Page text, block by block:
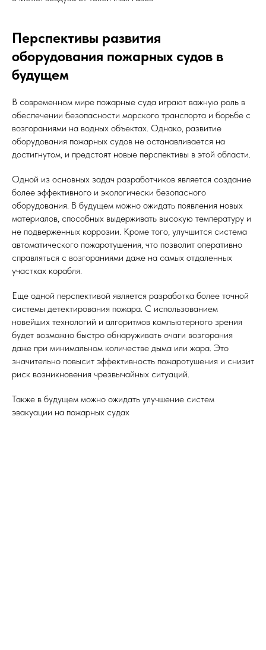
Перспективы развития
оборудования пожарных судов в
будущем
В современном мире пожарные суда играют важную роль в
обеспечении безопасности морского транспорта и борьбе с
возгораниями на водных объектах. Однако, развитие
оборудования пожарных судов не останавливается на
достигнутом, и предстоят новые перспективы в этой области.
Одной из основных задач разработчиков является создание
более эффективного и экологически безопасного
оборудования. В будущем можно ожидать появления новых
материалов, способных выдерживать высокую температуру и
не подверженных коррозии. Кроме того, улучшится система
автоматического пожаротушения, что позволит оперативно
справляться с возгораниями даже на самых отдаленных
участках корабля.
Еще одной перспективой является разработка более точной
системы детектирования пожара. С использованием
новейших технологий и алгоритмов компьютерного зрения
будет возможно быстро обнаруживать очаги возгорания
даже при минимальном количестве дыма или жара. Это
значительно повысит эффективность пожаротушения и снизит
риск возникновения чрезвычайных ситуаций.
Также в будущем можно ожидать улучшение систем
эвакуации на пожарных судах